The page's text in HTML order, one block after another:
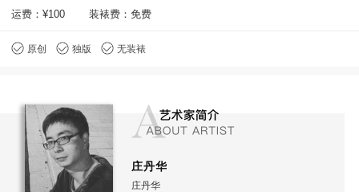
运费： ¥100 装裱费：免费
原创 独版 无装裱
庄丹华
庄丹华